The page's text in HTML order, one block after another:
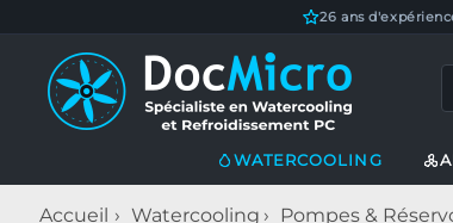
26 ans
WATERCOOLING
Accueil Watercooling Pompes &